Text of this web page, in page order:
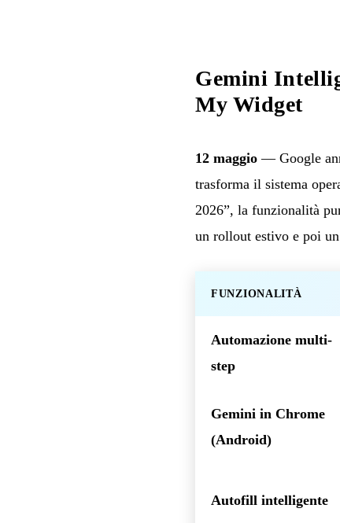
Gemini
My Widget
12 maggio — Google
trasforma il sistema
2026”, la funzionalità
un rollout estivo e poi
FUNZIONALITÀ
Automazione multi-
step
Gemini in Chrome
(Android)
Autofill intelligente